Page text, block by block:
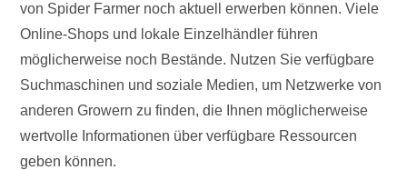
von Spider Farmer noch aktuell erwerben können. Viele
Online-Shops und lokale Einzelhändler führen
möglicherweise noch Bestände. Nutzen Sie verfügbare
Suchmaschinen und soziale Medien, um Netzwerke von
anderen Growern zu finden, die Ihnen möglicherweise
wertvolle Informationen über verfügbare Ressourcen
geben können.